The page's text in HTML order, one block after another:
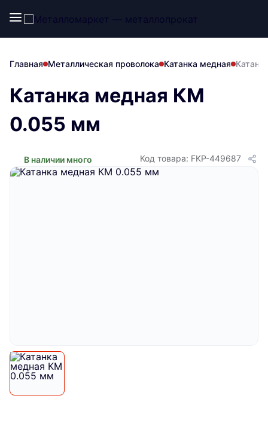
Главная Металлическая проволока Катанка медная
Катанка медная КМ
0.055 мм
В наличии много Код товара: FKP-449687